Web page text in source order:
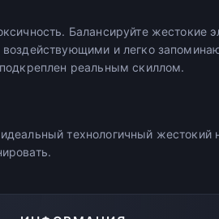
Балансируйте жестокие
и легко
реальным скиллом.
технологичный жестокий